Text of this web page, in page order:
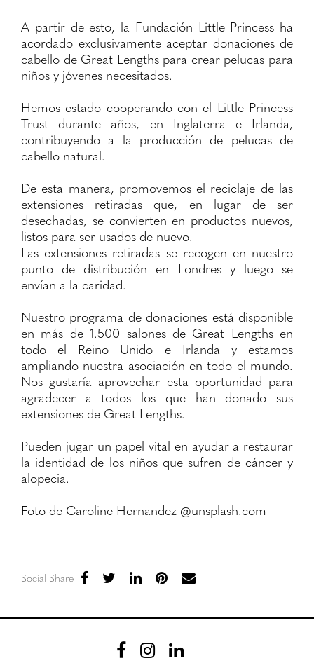
A partir de esto, la Fundación Little Princess ha
acordado exclusivamente aceptar donaciones de
cabello de Great Lengths para crear pelucas para
niños y jóvenes necesitados.
Hemos estado cooperando con el Little Princess
Trust durante años, en Inglaterra e Irlanda,
contribuyendo a la producción de pelucas de
cabello natural.
De esta manera, promovemos el reciclaje de las
extensiones retiradas que, en lugar de ser
desechadas, se convierten en productos nuevos,
listos para ser usados de nuevo.
Las extensiones retiradas se recogen en nuestro
punto de distribución en Londres y luego se
envían a la caridad.
Nuestro programa de donaciones está disponible
en más de 1.500 salones de Great Lengths en
todo el Reino Unido e Irlanda y estamos
ampliando nuestra asociación en todo el mundo.
Nos gustaría aprovechar esta oportunidad para
agradecer a todos los que han donado sus
extensiones de Great Lengths.
Pueden jugar un papel vital en ayudar a restaurar
la identidad de los niños que sufren de cáncer y
alopecia.
Foto de Caroline Hernandez @unsplash.com
Social Share